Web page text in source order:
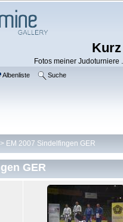
Fotos meiner
Albenliste Suche
> EM 2007 Sindelfingen GER
GER